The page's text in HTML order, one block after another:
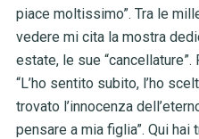
piace moltissimo”. Tra le
vedere mi cita la mostra
estate, le sue
“L’ho sentito subito, l’ho
trovato l’innocenza
pensare a mia figlia”. Qui